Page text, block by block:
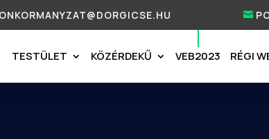
ONKORMANYZAT@DORGICSE.HU
TESTÜLET KÖZÉRDEKŰ VEB2023 RÉGI